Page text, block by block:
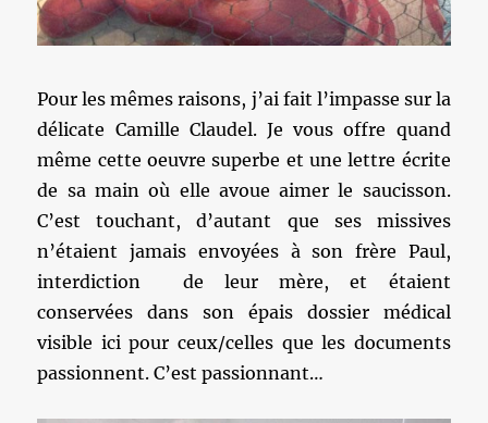
Pour les mêmes raisons, j’ai fait l’impasse sur la
délicate Camille Claudel. Je vous offre quand
même cette oeuvre superbe et une lettre écrite
de sa main où elle avoue aimer le saucisson.
C’est touchant, d’autant que ses missives
n’étaient jamais envoyées à son frère Paul,
interdiction de leur mère, et étaient
conservées dans son épais dossier médical
visible ici pour ceux/celles que les documents
passionnent. C’est passionnant…